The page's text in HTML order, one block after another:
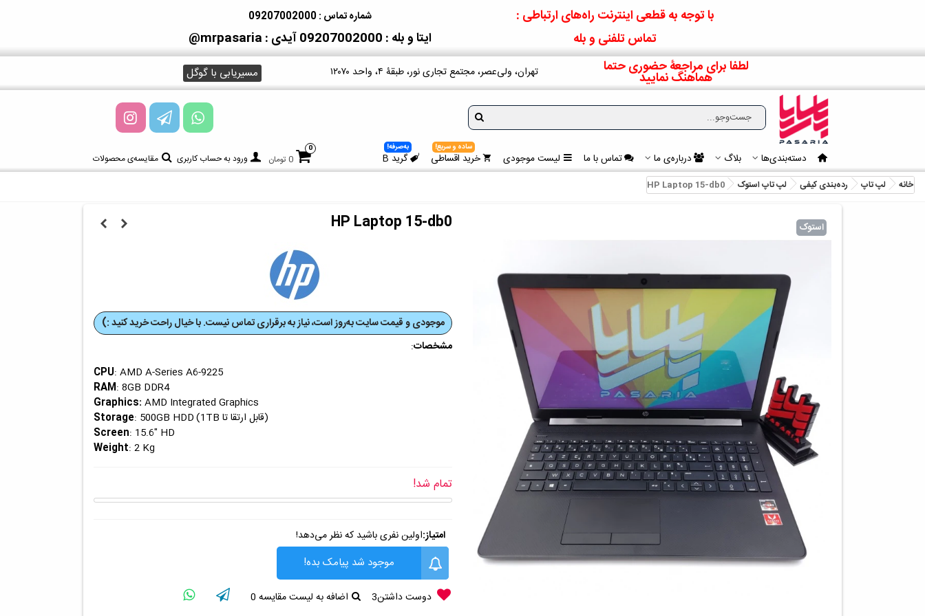
با توجه به قطعی اینترنت راه‌های ارتباطی :
تماس تلفنی و بله
شماره تماس : 09207002000
ایتا و بله : 09207002000
آیدی : mrpasaria@
لطفا برای مراجعۀ حضوری حتما
هماهنگ نمایید تهران، ولی‌عصر، مجتمع تجاری نور، طبقۀ ۴، واحد ۱۲۰۷۰ مسیریابی با گوگل
دسته‌بندی‌ها بلاگ درباره‌ی ما تماس با ما لیست موجودی خرید اقساطی
ساده و سریع!
گرید B
به‌صرفه! 0
0 تومان ورود به حساب کاربری
مقایسه‌ی محصولات
خانه
لپ تاپ رده‌بندی کیفی لپ‌ تاپ استوک HP Laptop 15-db0
استوک HP Laptop 15-db0
موجودی و قیمت‌ سایت به‌روز است، نیاز به برقراری تماس نیست. با خیال راحت خرید کنید :)
مشخصات:
CPU: AMD A-Series A6-9225
RAM: 8GB DDR4
Graphics: AMD Integrated Graphics
(قابل ارتقا تا 1TB)
: 500GB HDD
Screen: 15.6" HD
Weight: 2 Kg
تمام شد!
امتیاز:اولین نفری باشید که نظر می‌دهد!
موجود شد پیامک بده!
دوست داشتن3 اضافه به لیست مقایسه 0